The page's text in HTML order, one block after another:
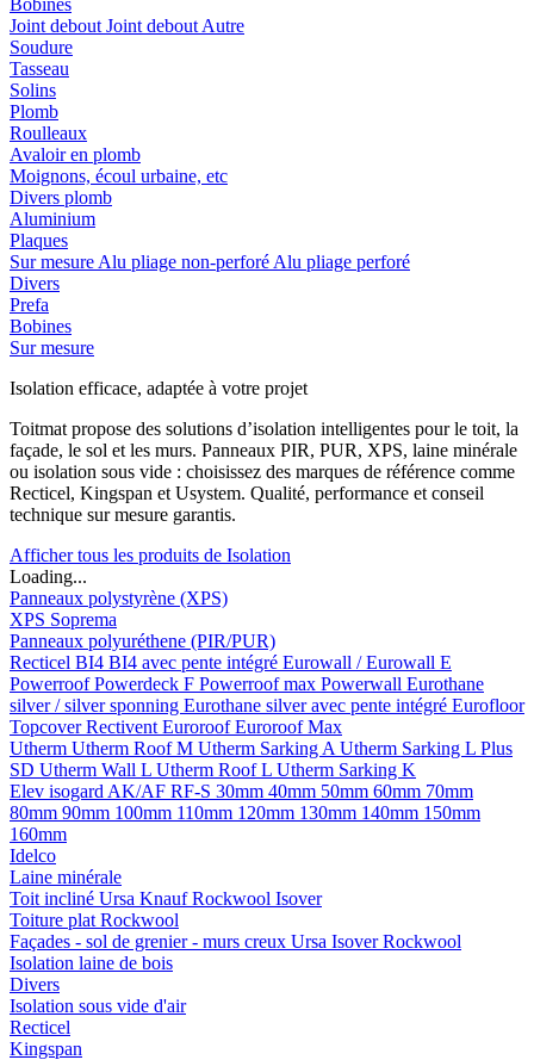
Bobines
Joint debout Joint debout Autre
Soudure
Tasseau
Solins
Plomb
Roulleaux
Avaloir en plomb
Moignons, écoul urbaine, etc
Divers plomb
Aluminium
Plaques
Sur mesure Alu pliage non-perforé Alu pliage perforé
Divers
Prefa
Bobines
Sur mesure
Isolation efficace, adaptée à votre projet
Toitmat propose des solutions d’isolation intelligentes pour le toit, la
façade, le sol et les murs. Panneaux PIR, PUR, XPS, laine minérale
ou isolation sous vide : choisissez des marques de référence comme
Recticel, Kingspan et Usystem. Qualité, performance et conseil
technique sur mesure garantis.
Afficher tous les produits de Isolation
Loading...
Panneaux polystyrène (XPS)
XPS Soprema
Panneaux polyuréthene (PIR/PUR)
Recticel BI4 BI4 avec pente intégré Eurowall / Eurowall E
PowerroofPowerdeck F Powerroof max Powerwall Eurothane
silver / silver sponning Eurothane silver avec pente intégré Eurofloor
TopcoverRectivent EuroroofEuroroof Max
Utherm Utherm Roof M Utherm Sarking A Utherm Sarking L Plus
SD Utherm Wall L Utherm Roof L Utherm Sarking K
Elev isogard AK/AF RF-S 30mm 40mm 50mm 60mm 70mm
80mm 90mm 100mm 110mm 120mm 130mm 140mm 150mm
160mm
Idelco
Laine minérale
Toit incliné Ursa KnaufRockwool Isover
Toiture plat Rockwool
Façades - sol de grenier - murs creux Ursa IsoverRockwool
Isolation laine de bois
Divers
Isolation sous vide d'air
Recticel
Kingspan